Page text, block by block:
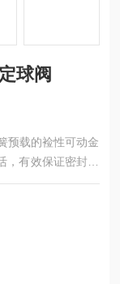
球阀
预载的裣性可动金
有效保证密封的